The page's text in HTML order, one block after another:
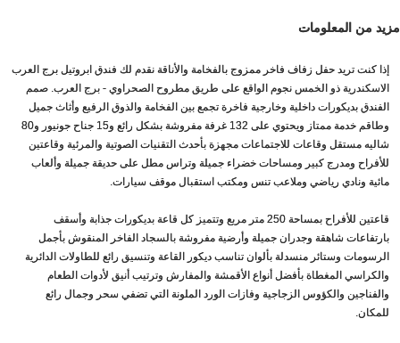
مزيد من المعلومات
إذا كنت تريد حفل زفاف فاخر ممزوج بالفخامة والأناقة نقدم لك فندق ابروتيل برج العرب
الاسكندرية ذو الخمس نجوم الواقع على طريق مطروح الصحراوي - برج العرب. صمم
الفندق بديكورات داخلية وخارجية فاخرة تجمع بين الفخامة والذوق الرفيع وأثاث جميل
وطاقم خدمة ممتاز ويحتوي على 132 غرفة مفروشة بشكل رائع و15 جناح جونيور و80
شاليه مستقل وقاعات للاجتماعات مجهزة بأحدث التقنيات الصوتية والمرئية وقاعتين
للأفراح ومدرج كبير ومساحات خضراء جميلة وتراس مطل على حديقة جميلة وألعاب
مائية ونادي رياضي وملاعب تنس ومكتب استقبال موقف سيارات.
قاعتين للأفراح بمساحة 250 متر مربع وتتميز كل قاعة بديكورات جذابة وأسقف
بارتفاعات شاهقة وجدران جميلة وأرضية مفروشة بالسجاد الفاخر المنقوش بأجمل
الرسومات وستائر منسدلة بألوان تناسب ديكور القاعة وتنسيق رائع للطاولات الدائرية
والكراسي المغطاة بأفضل أنواع الأقمشة والمفارش وترتيب أنيق لأدوات الطعام
والفناجين والكؤوس الزجاجية وفازات الورد الملونة التي تضفي سحر وجمال رائع
للمكان.